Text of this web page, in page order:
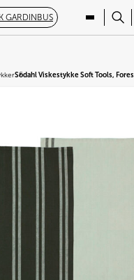
GARDINBUS
Södahl Viskestykke Soft Tools,